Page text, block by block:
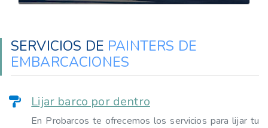
SERVICIOS DE PAINTERS DE
EMBARCACIONES
Lijar barco por dentro
En Probarcos te ofrecemos los servicios para lijar tu